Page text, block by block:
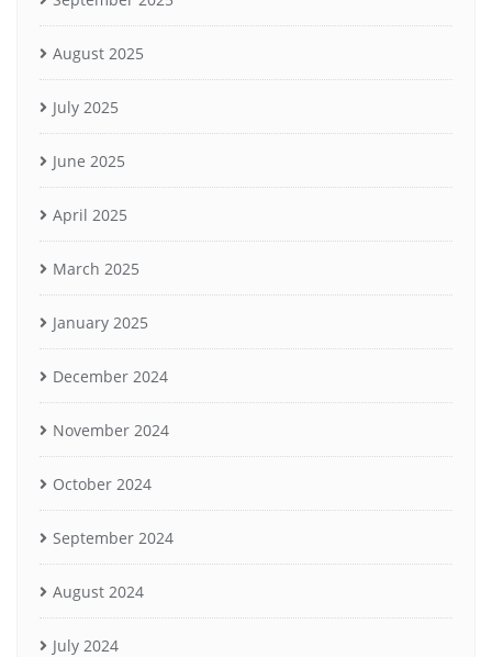
August 2025
July 2025
June 2025
April 2025
March 2025
January 2025
December 2024
November 2024
October 2024
September 2024
August 2024
July 2024